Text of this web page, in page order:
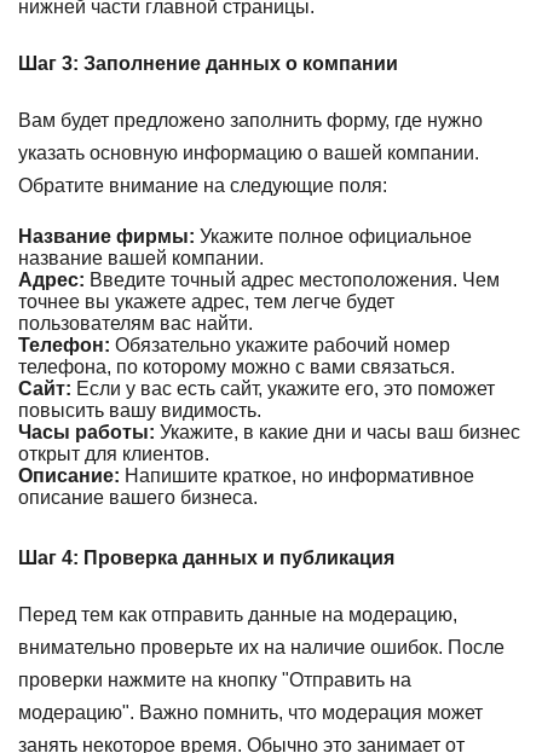
нижней части главной страницы.
Шаг 3: Заполнение данных о компании
Вам будет предложено заполнить форму, где нужно
указать основную информацию о вашей компании.
Обратите внимание на следующие поля:
Название фирмы: Укажите полное официальное
название вашей компании.
Адрес: Введите точный адрес местоположения. Чем
точнее вы укажете адрес, тем легче будет
пользователям вас найти.
Телефон: Обязательно укажите рабочий номер
телефона, по которому можно с вами связаться.
Сайт: Если у вас есть сайт, укажите его, это поможет
повысить вашу видимость.
Часы работы: Укажите, в какие дни и часы ваш бизнес
открыт для клиентов.
Описание: Напишите краткое, но информативное
описание вашего бизнеса.
Шаг 4: Проверка данных и публикация
Перед тем как отправить данные на модерацию,
внимательно проверьте их на наличие ошибок. После
проверки нажмите на кнопку "Отправить на
модерацию". Важно помнить, что модерация может
занять некоторое время. Обычно это занимает от